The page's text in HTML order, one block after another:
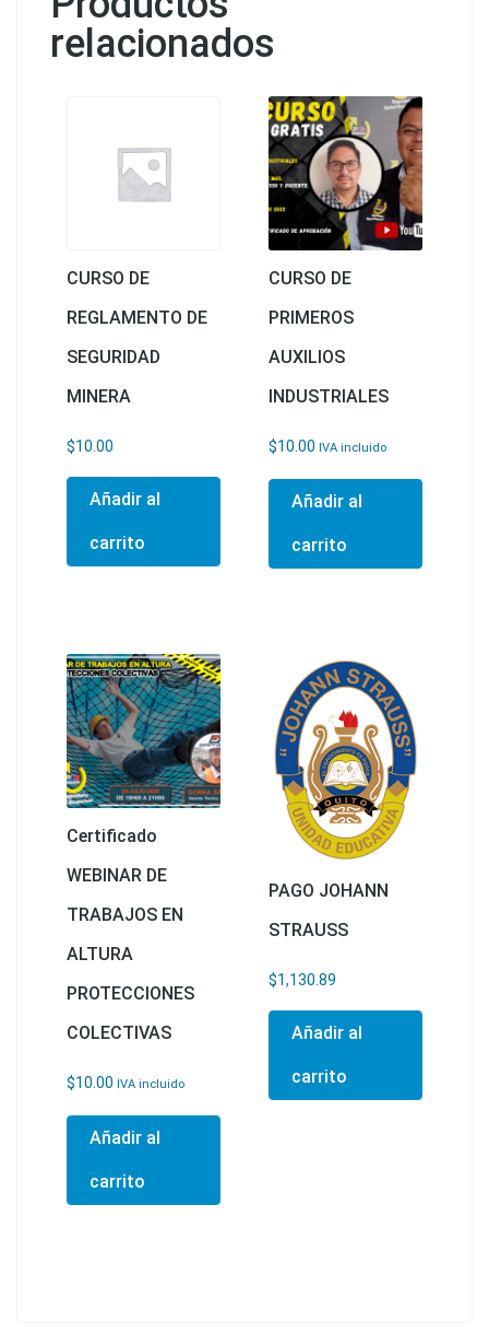
relacionados
CURSO DE
REGLAMENTO DE
SEGURIDAD
MINERA
$10.00
Añadir al
carrito
CURSO DE
PRIMEROS
AUXILIOS
INDUSTRIALES
$10.00 IVA incluido
Añadir al
carrito
Certificado
WEBINAR DE
TRABAJOS EN
ALTURA
PROTECCIONES
COLECTIVAS
$10.00 IVA incluido
Añadir al
carrito
PAGO JOHANN
STRAUSS
$1,130.89
Añadir al
carrito